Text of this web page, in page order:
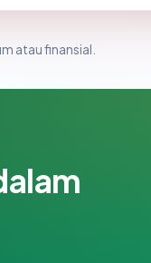
atau finansial.